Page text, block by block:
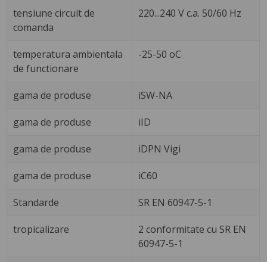
tensiune circuit de
comanda
220...240 V c.a. 50/60 Hz
temperatura ambientala
de functionare
-25-50 oC
gama de produse iSW-NA
gama de produse iID
gama de produse iDPN Vigi
gama de produse iC60
Standarde SR EN 60947-5-1
tropicalizare
2 conformitate cu SR EN
60947-5-1